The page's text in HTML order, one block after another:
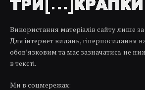
Використання матеріалів сайту лише
Для інтернет видань, гіперпосилання
обов’язковим та має зазначатись не
в тексті.
Ми в соцмережах: